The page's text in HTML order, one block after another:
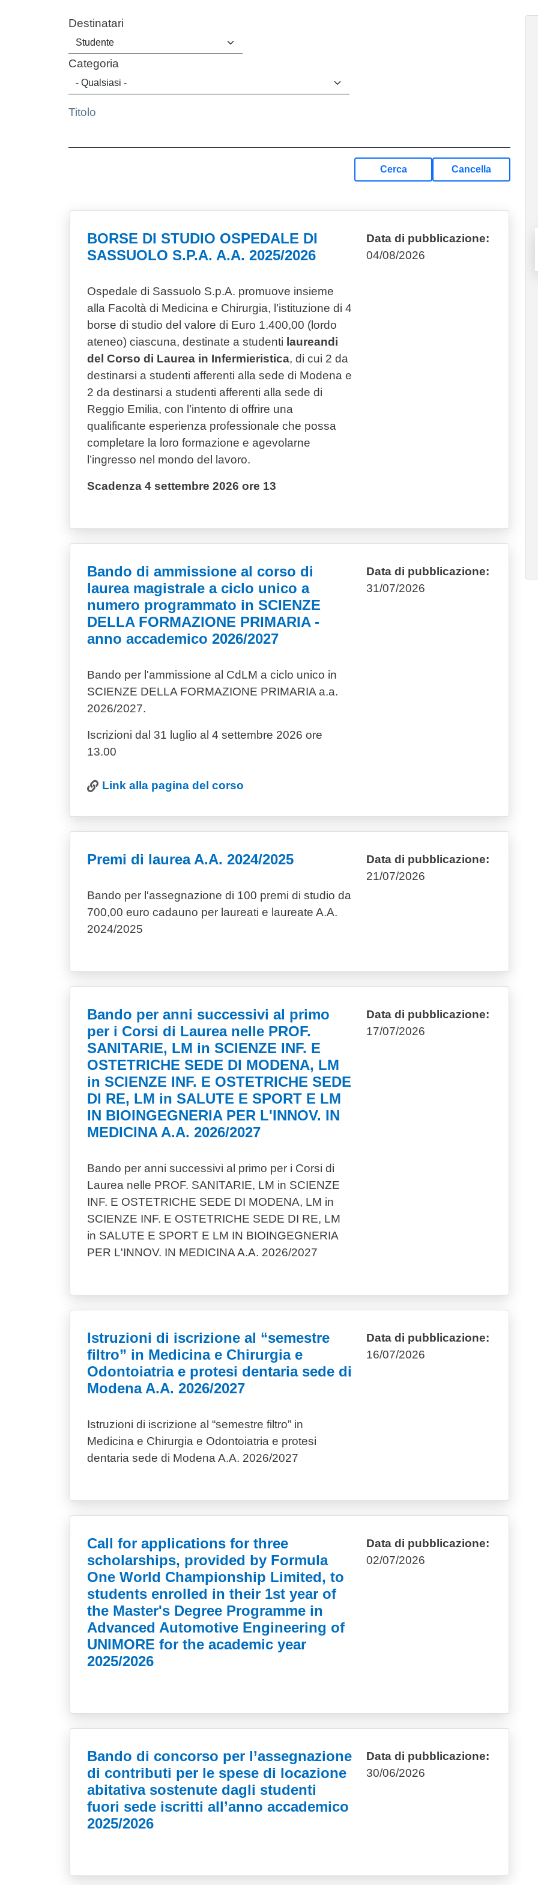
Destinatari
Categoria
Titolo
Cerca Cancella
BORSE DI STUDIO OSPEDALE DI
SASSUOLO S.P.A. A.A. 2025/2026
Ospedale di Sassuolo S.p.A. promuove insieme
alla Facoltà di Medicina e Chirurgia, l’istituzione di 4
borse di studio del valore di Euro 1.400,00 (lordo
ateneo) ciascuna, destinate a studenti laureandi
del Corso di Laurea in Infermieristica, di cui 2 da
destinarsi a studenti afferenti alla sede di Modena e
2 da destinarsi a studenti afferenti alla sede di
Reggio Emilia, con l’intento di offrire una
qualificante esperienza professionale che possa
completare la loro formazione e agevolarne
l’ingresso nel mondo del lavoro.
Scadenza 4 settembre 2026 ore 13
Data di pubblicazione:
04/08/2026
Bando di ammissione al corso di
laurea magistrale a ciclo unico a
numero programmato in SCIENZE
DELLA FORMAZIONE PRIMARIA -
anno accademico 2026/2027
Bando per l'ammissione al CdLM a ciclo unico in
SCIENZE DELLA FORMAZIONE PRIMARIA a.a.
2026/2027.
Iscrizioni dal 31 luglio al 4 settembre 2026 ore
13.00
Link alla pagina del corso
Data di pubblicazione:
31/07/2026
Premi di laurea A.A. 2024/2025
Bando per l'assegnazione di 100 premi di studio da
700,00 euro cadauno per laureati e laureate A.A.
2024/2025
Data di pubblicazione:
21/07/2026
Bando per anni successivi al primo
per i Corsi di Laurea nelle PROF.
SANITARIE, LM in SCIENZE INF. E
OSTETRICHE SEDE DI MODENA, LM
in SCIENZE INF. E OSTETRICHE SEDE
DI RE, LM in SALUTE E SPORT E LM
IN BIOINGEGNERIA PER L'INNOV. IN
MEDICINA A.A. 2026/2027
Bando per anni successivi al primo per i Corsi di
Laurea nelle PROF. SANITARIE, LM in SCIENZE
INF. E OSTETRICHE SEDE DI MODENA, LM in
SCIENZE INF. E OSTETRICHE SEDE DI RE, LM
in SALUTE E SPORT E LM IN BIOINGEGNERIA
PER L'INNOV. IN MEDICINA A.A. 2026/2027
Data di pubblicazione:
17/07/2026
Istruzioni di iscrizione al “semestre
filtro” in Medicina e Chirurgia e
Odontoiatria e protesi dentaria sede di
Modena A.A. 2026/2027
Istruzioni di iscrizione al “semestre filtro” in
Medicina e Chirurgia e Odontoiatria e protesi
dentaria sede di Modena A.A. 2026/2027
Data di pubblicazione:
16/07/2026
Call for applications for three
scholarships, provided by Formula
One World Championship Limited, to
students enrolled in their 1st year of
the Master's Degree Programme in
Advanced Automotive Engineering of
UNIMORE for the academic year
2025/2026
Data di pubblicazione:
02/07/2026
Bando di concorso per l’assegnazione
di contributi per le spese di locazione
abitativa sostenute dagli studenti
fuori sede iscritti all’anno accademico
2025/2026
Data di pubblicazione:
30/06/2026